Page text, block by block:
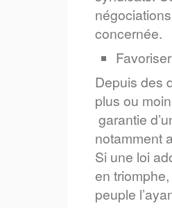
concernée.
Depuis des
plus ou
garantie
notamment
Si une loi
en
peuple